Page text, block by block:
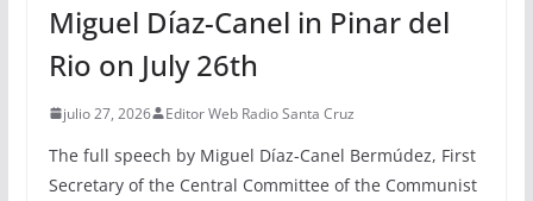
Miguel Díaz-Canel in Pinar del
Rio on July 26th
julio 27, 2026 Editor Web Radio Santa Cruz
The full speech by Miguel Díaz-Canel Bermúdez, First
Secretary of the Central Committee of the Communist